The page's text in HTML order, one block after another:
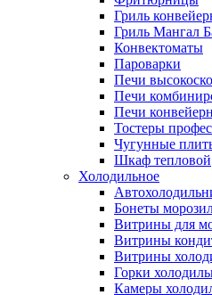
Гриль
Гриль Мангал
Конвектоматы
Пароварки
Печи
Печи
Печи
Тостеры
Чугунные
Шкаф тепловой
Холодильное
Бонеты
Витрины для
Витрины
Витрины
Горки
Камеры